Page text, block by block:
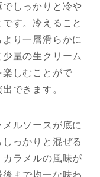
しっかりと冷や
す。冷えること
り一層滑らかに
量の生クリーム
しむことがで
できます。
ルソースが底に
っかりと混ぜる
ラメルの風味が
まで均一な味わ